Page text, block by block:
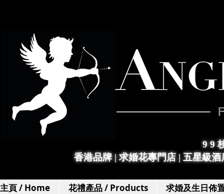
9 9
香港品牌 | 求婚花專門店| 五星級
主頁 / Home 花禮產品 / Products 求婚及生日佈